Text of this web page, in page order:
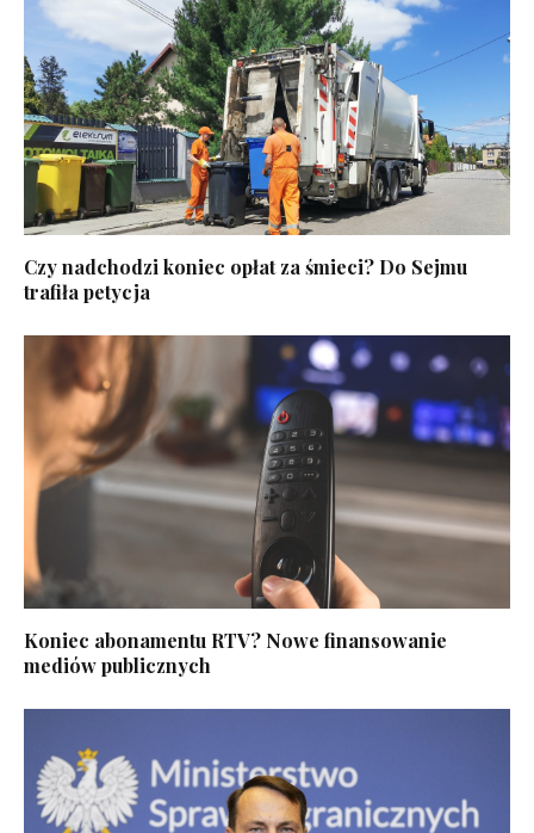
Czy nadchodzi koniec opłat za śmieci? Do Sejmu
trafiła petycja
Koniec abonamentu RTV? Nowe finansowanie
mediów publicznych